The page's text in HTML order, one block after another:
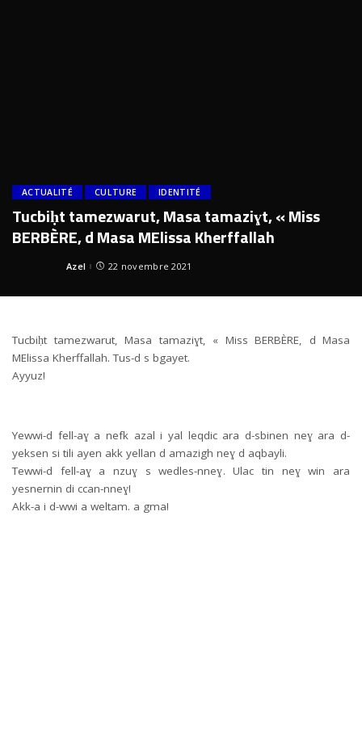
ACTUALITÉ CULTURE IDENTITÉ
Tucbiḥt tamezwarut, Masa tamaziɣt, « Miss
BERBÈRE, d Masa MElissa Kherffallah
Posted
Azel 22 novembre 2021
Tucbiḥt tamezwarut, Masa tamaziɣt, « Miss BERBÈRE, d Masa
MElissa Kherffallah. Tus-d s bgayet.
Ayyuz!
Yewwi-d fell-aɣ a nefk azal i yal leqdic ara d-sbinen neɣ ara d-
yeksen si tili ayen akk yellan d amazigh neɣ d aqbayli.
Tewwi-d fell-aɣ a nzuɣ s wedles-nneɣ. Ulac tin neɣ win ara
yesnernin di ccan-nneɣ!
Akk-a i d-wwi a weltam. a gma!